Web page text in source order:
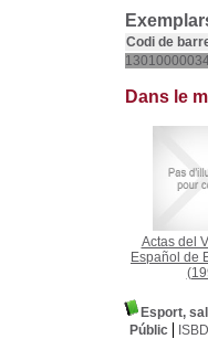
Codi de
Dans le
Actas del
Español de
Esport,
Públic
ISBD